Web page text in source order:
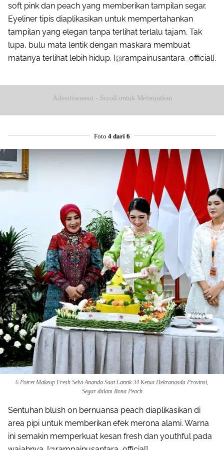
soft pink dan peach yang memberikan tampilan segar.
Eyeliner tipis diaplikasikan untuk mempertahankan
tampilan yang elegan tanpa terlihat terlalu tajam. Tak
lupa, bulu mata lentik dengan maskara membuat
matanya terlihat lebih hidup. [@rampainusantara_official].
Advertisement - Scroll untuk Melanjutkan
Foto 4 dari 6
6 Potret Makeup Fresh Selvi Ananda Saat Lantik 34 Ketua Dekranasda Provinsi,
Segar dalam Rona Peach
Sentuhan blush on bernuansa peach diaplikasikan di
area pipi untuk memberikan efek merona alami. Warna
ini semakin memperkuat kesan fresh dan youthful pada